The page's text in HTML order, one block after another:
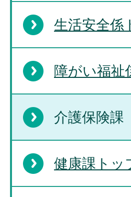
生活安全係
障がい福祉
介護保険課
健康課トッ